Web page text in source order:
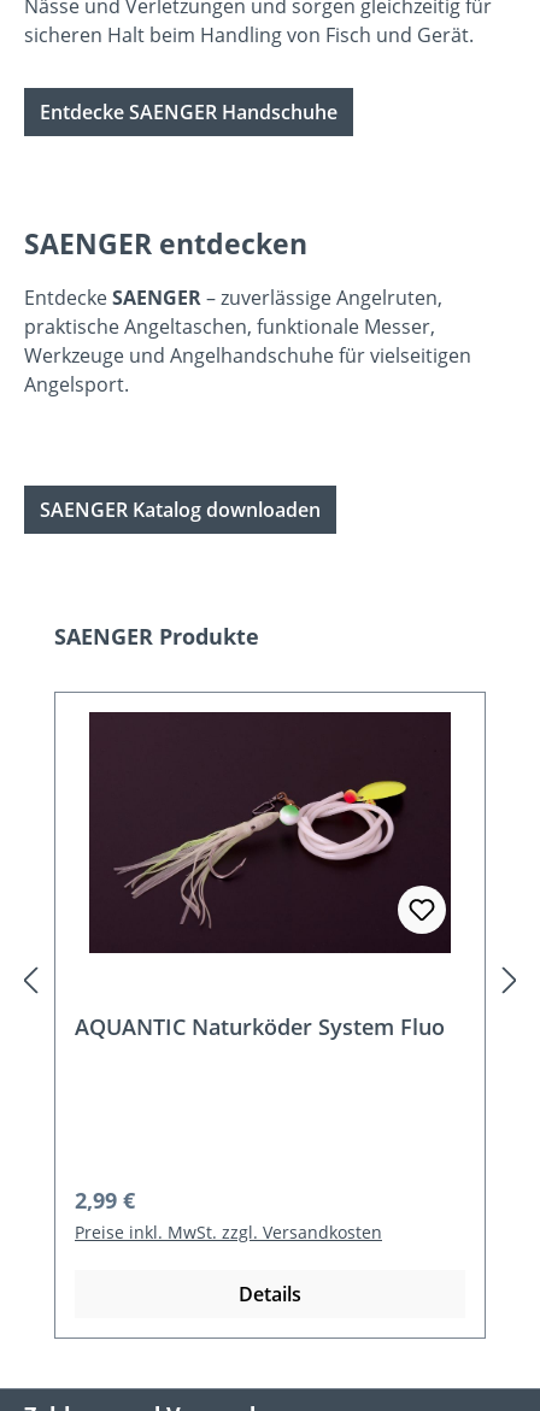
Nässe und Verletzungen und sorgen gleichzeitig für
sicheren Halt beim Handling von Fisch und Gerät.
Entdecke SAENGER Handschuhe
SAENGER entdecken
EntdeckeSAENGER– zuverlässige Angelruten,
praktische Angeltaschen, funktionale Messer,
Werkzeuge und Angelhandschuhe für vielseitigen
Angelsport.
SAENGER Katalog downloaden
Produktgalerie überspringen
SAENGER Produkte
AQUANTIC Naturköder System Fluo
Regulärer Preis:
2,99 €
Preise inkl. MwSt. zzgl. Versandkosten
Details